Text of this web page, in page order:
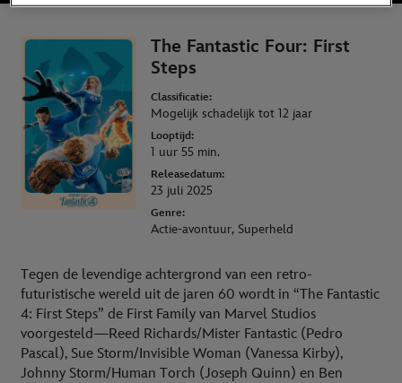
The Fantastic Four: First
Steps
Classificatie:
Mogelijk schadelijk tot 12 jaar
Looptijd:
1 uur 55 min.
Releasedatum:
23 juli 2025
Genre:
Actie-avontuur, Superheld
Tegen de levendige achtergrond van een retro-
futuristische wereld uit de jaren 60 wordt in “The Fantastic
4: First Steps” de First Family van Marvel Studios
voorgesteld—Reed Richards/Mister Fantastic (Pedro
Pascal), Sue Storm/Invisible Woman (Vanessa Kirby),
Johnny Storm/Human Torch (Joseph Quinn) en Ben